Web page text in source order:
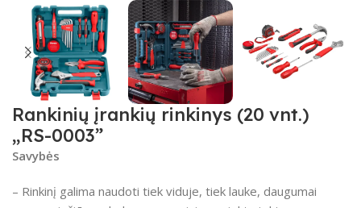
Rankinių įrankių rinkinys (20 vnt.)
„RS-0003”
Savybės
– Rinkinį galima naudoti tiek viduje, tiek lauke, daugumai